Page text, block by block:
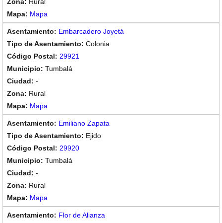
Mapa
Embarcadero Joyetá
Colonia
29921
Tumbalá
-
Rural
Mapa
Emiliano Zapata
Ejido
29920
Tumbalá
-
Rural
Mapa
Flor de Alianza